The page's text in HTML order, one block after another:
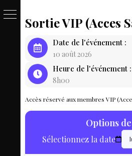
LIVE
Sortie VIP (Acces
Date de l'événement :
10 août 2026
Heure de l'événement :
8h00
Accès réservé aux membres VIP
Options
Sélectionnez la date